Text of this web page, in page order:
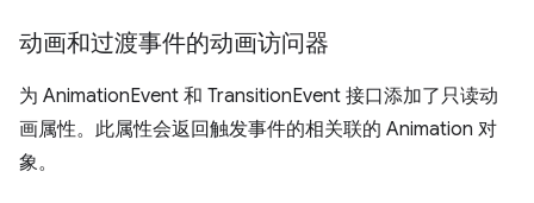
动画和过渡事件的动画访问器
为 AnimationEvent 和 TransitionEvent 接口添加了只读动
画属性。此属性会返回触发事件的相关联的 Animation 对
象。